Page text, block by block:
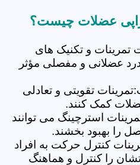
عضلات چیست؟
و تکنیک های
عضلانی و مفصلی مؤثر
تقویتی و تعادلی
کمک کنند.
استرچینگ می توانند
را بهبود بخشند.
کنترل حرکت به افراد
را کنترل و هماهنگ